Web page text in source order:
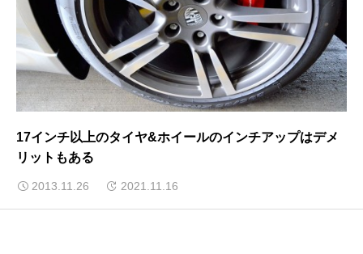
17インチ以上のタイヤ&ホイールのインチアップはデメ
リットもある
2013.11.26 2021.11.16